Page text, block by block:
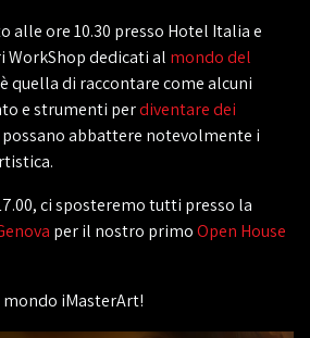
alle ore 10.30 presso Hotel Italia e
WorkShop dedicati al mondo del
quella di raccontare come alcuni
e strumenti perdiventare dei
possano abbattere notevolmente i
ci sposteremo tutti presso la
per il nostro primoOpen House
iMasterArt!